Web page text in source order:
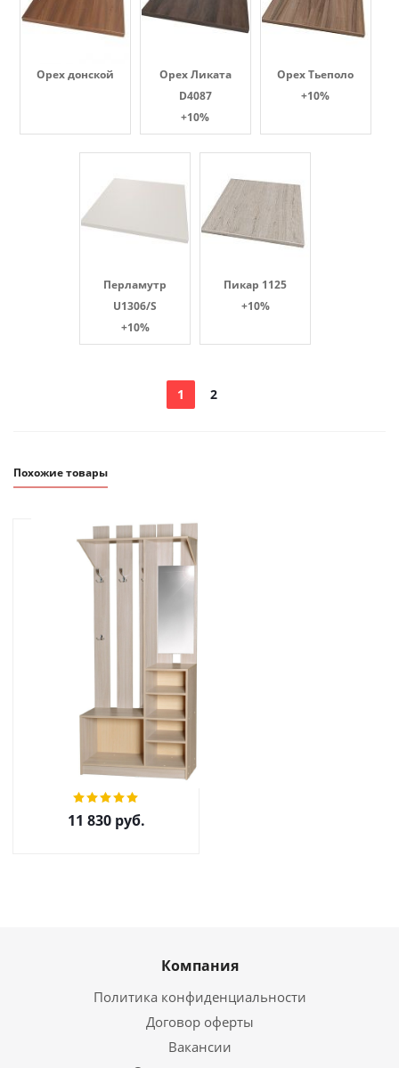
Орех донской
Орех Ликата
D4087
+10%
Орех Тьеполо
+10%
Перламутр
U1306/S
+10%
Пикар 1125
+10%
1 2
Похожие товары
Прихожая Агата-7
11 830 руб.
Компания
Политика конфиденциальности
Договор оферты
Вакансии